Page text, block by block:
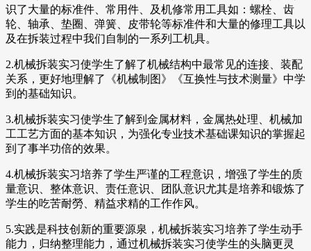
识了大量的标准件、常用件、及机修常用工具如：螺栓、齿
轮、轴承、垫圈、弹簧、皮带轮等标准件和大量的修理工具以
及在拆装过程中我们自制的一系列工机具。
2.机械拆装实习使学生了解了机械结构中最常见的连接、装配
关系，更好地理解了《机械制图》《互换性与技术测量》中学
到的基础知识。
3.机械拆装实习使学生了解到金属材料，金属热处理、机械加
工工艺方面的基本知识，为强化专业技术基础课知识的掌握起
到了事半功倍的效果。
4.机械拆装实习培养了学生严谨的工程意识，增强了学生的质
量意识、整体意识、责任意识、团队意识尤其是培养和锻炼了
学生的吃苦耐勞、精益求精的工作作风。
5.实践是科技创新的重要源泉，机械拆装实习培养了学生动手
能力，归纳整理能力，通过机械拆装实习使学生的头脑更灵